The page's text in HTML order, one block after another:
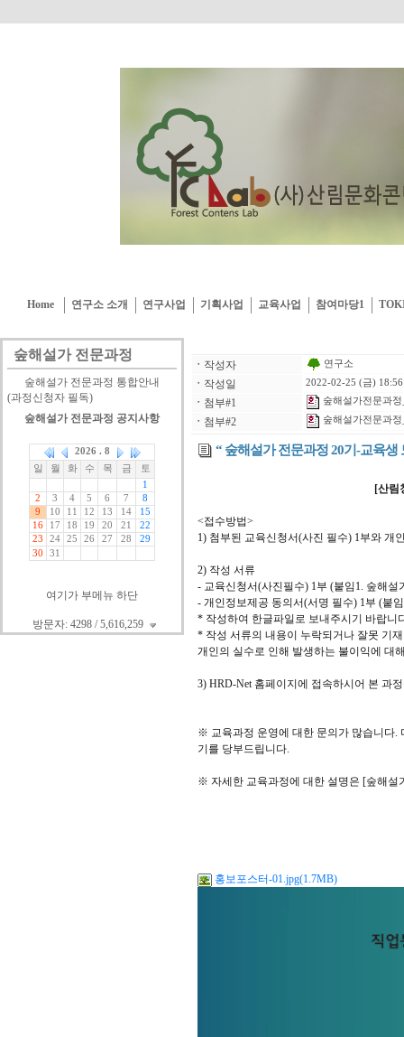
Home 연구소 소개 연구사업 기획사업 교육사업 참여마당1
숲해설가 전문과정
숲해설가 전문과정 통합안내
(과정신청자 필독)
숲해설가 전문과정 공지사항
여기가 부메뉴 하단
방문자: 4298 / 5,616,259
ㆍ 작성자 연구소
ㆍ 작성일 2022-02-25 (금) 18:56
ㆍ 첨부#1 숲해설가전문과
ㆍ 첨부#2 숲해설가전문과
“ 숲해설가 전문과정 20기-교육생
[산림
<접수방법>
1) 첨부된 교육신청서(사진 필수) 1부와 개
2) 작성 서류
- 교육신청서(사진필수) 1부 (붙임1. 숲해설
- 개인정보제공 동의서(서명 필수) 1부 (붙
* 작성하여 한글파일로 보내주시기 바랍니
* 작성 서류의 내용이 누락되거나 잘못 기
개인의 실수로 인해 발생하는 불이익에 대
3) HRD-Net 홈페이지에 접속하시어 본 과
※ 교육과정 운영에 대한 문의가 많습니다.
기를 당부드립니다.
※ 자세한 교육과정에 대한 설명은 [숲해설
홍보포스터-01.jpg(1.7MB)